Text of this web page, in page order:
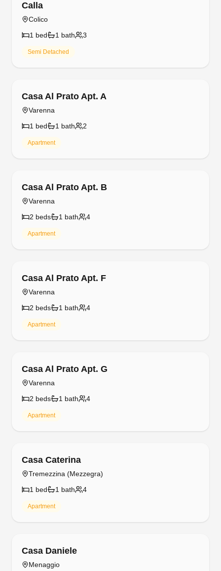
Calla
Colico
1 bed 1 bath 3
Semi Detached
Casa Al Prato Apt. A
Varenna
1 bed 1 bath 2
Apartment
Casa Al Prato Apt. B
Varenna
2 beds 1 bath 4
Apartment
Casa Al Prato Apt. F
Varenna
2 beds 1 bath 4
Apartment
Casa Al Prato Apt. G
Varenna
2 beds 1 bath 4
Apartment
Casa Caterina
Tremezzina (Mezzegra)
1 bed 1 bath 4
Apartment
Casa Daniele
Menaggio